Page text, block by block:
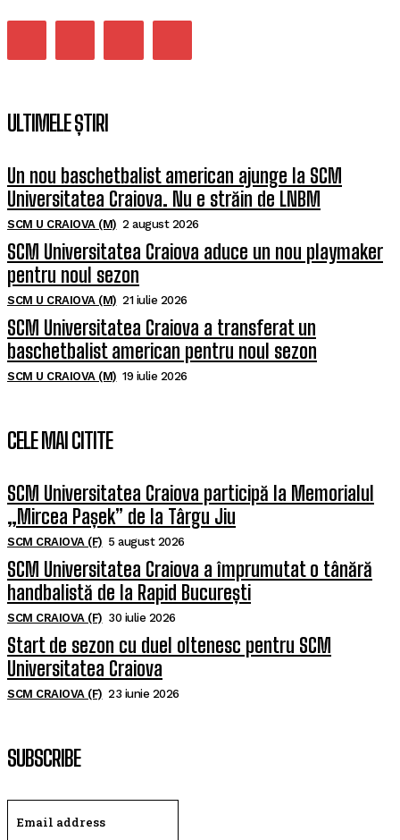
ULTIMELE ȘTIRI
Un nou baschetbalist american ajunge la SCM
Universitatea Craiova. Nu e străin de LNBM
SCM U CRAIOVA (M) 2 august 2026
SCM Universitatea Craiova aduce un nou playmaker
pentru noul sezon
SCM U CRAIOVA (M) 21 iulie 2026
SCM Universitatea Craiova a transferat un
baschetbalist american pentru noul sezon
SCM U CRAIOVA (M) 19 iulie 2026
CELE MAI CITITE
SCM Universitatea Craiova participă la Memorialul
„Mircea Pașek” de la Târgu Jiu
SCM CRAIOVA (F) 5 august 2026
SCM Universitatea Craiova a împrumutat o tânără
handbalistă de la Rapid București
SCM CRAIOVA (F) 30 iulie 2026
Start de sezon cu duel oltenesc pentru SCM
Universitatea Craiova
SCM CRAIOVA (F) 23 iunie 2026
SUBSCRIBE